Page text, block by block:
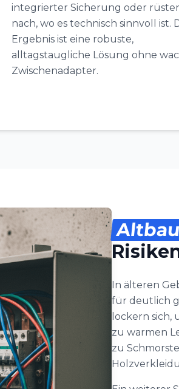
integrierter Sicherung oder
nach, wo es technisch sinnvoll ist.
Ergebnis ist eine robuste,
alltagstaugliche Lösung ohne
Zwischenadapter.
In älteren
für deutlich
lockern sich,
zu warmen
zu